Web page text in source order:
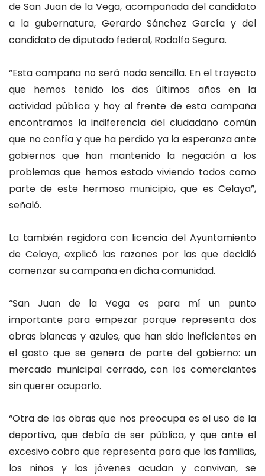
de San Juan de la Vega, acompañada del candidato
a la gubernatura, Gerardo Sánchez García y del
candidato de diputado federal, Rodolfo Segura.
“Esta campaña no será nada sencilla. En el trayecto
que hemos tenido los dos últimos años en la
actividad pública y hoy al frente de esta campaña
encontramos la indiferencia del ciudadano común
que no confía y que ha perdido ya la esperanza ante
gobiernos que han mantenido la negación a los
problemas que hemos estado viviendo todos como
parte de este hermoso municipio, que es Celaya”,
señaló.
La también regidora con licencia del Ayuntamiento
de Celaya, explicó las razones por las que decidió
comenzar su campaña en dicha comunidad.
“San Juan de la Vega es para mí un punto
importante para empezar porque representa dos
obras blancas y azules, que han sido ineficientes en
el gasto que se genera de parte del gobierno: un
mercado municipal cerrado, con los comerciantes
sin querer ocuparlo.
“Otra de las obras que nos preocupa es el uso de la
deportiva, que debía de ser pública, y que ante el
excesivo cobro que representa para que las familias,
los niños y los jóvenes acudan y convivan, se